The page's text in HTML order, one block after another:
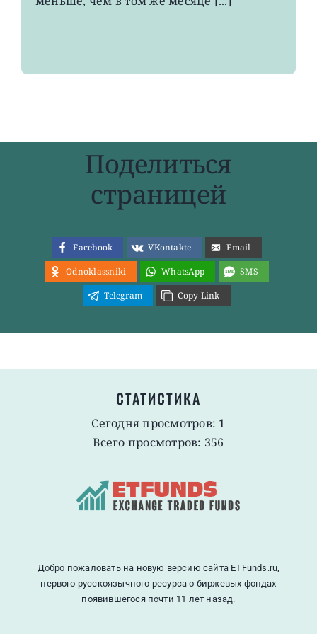
года
Поделиться
страницей
Facebook VKontakte
Email
Odnoklassniki
WhatsApp
SMS
Telegram
Copy Link
СТАТИСТИКА
Сегодня просмотров: 1
Всего просмотров: 356
Добро пожаловать на новую версию сайта ETFunds.ru,
первого русскоязычного ресурса о биржевых фондах
появившегося почти 11 лет назад.